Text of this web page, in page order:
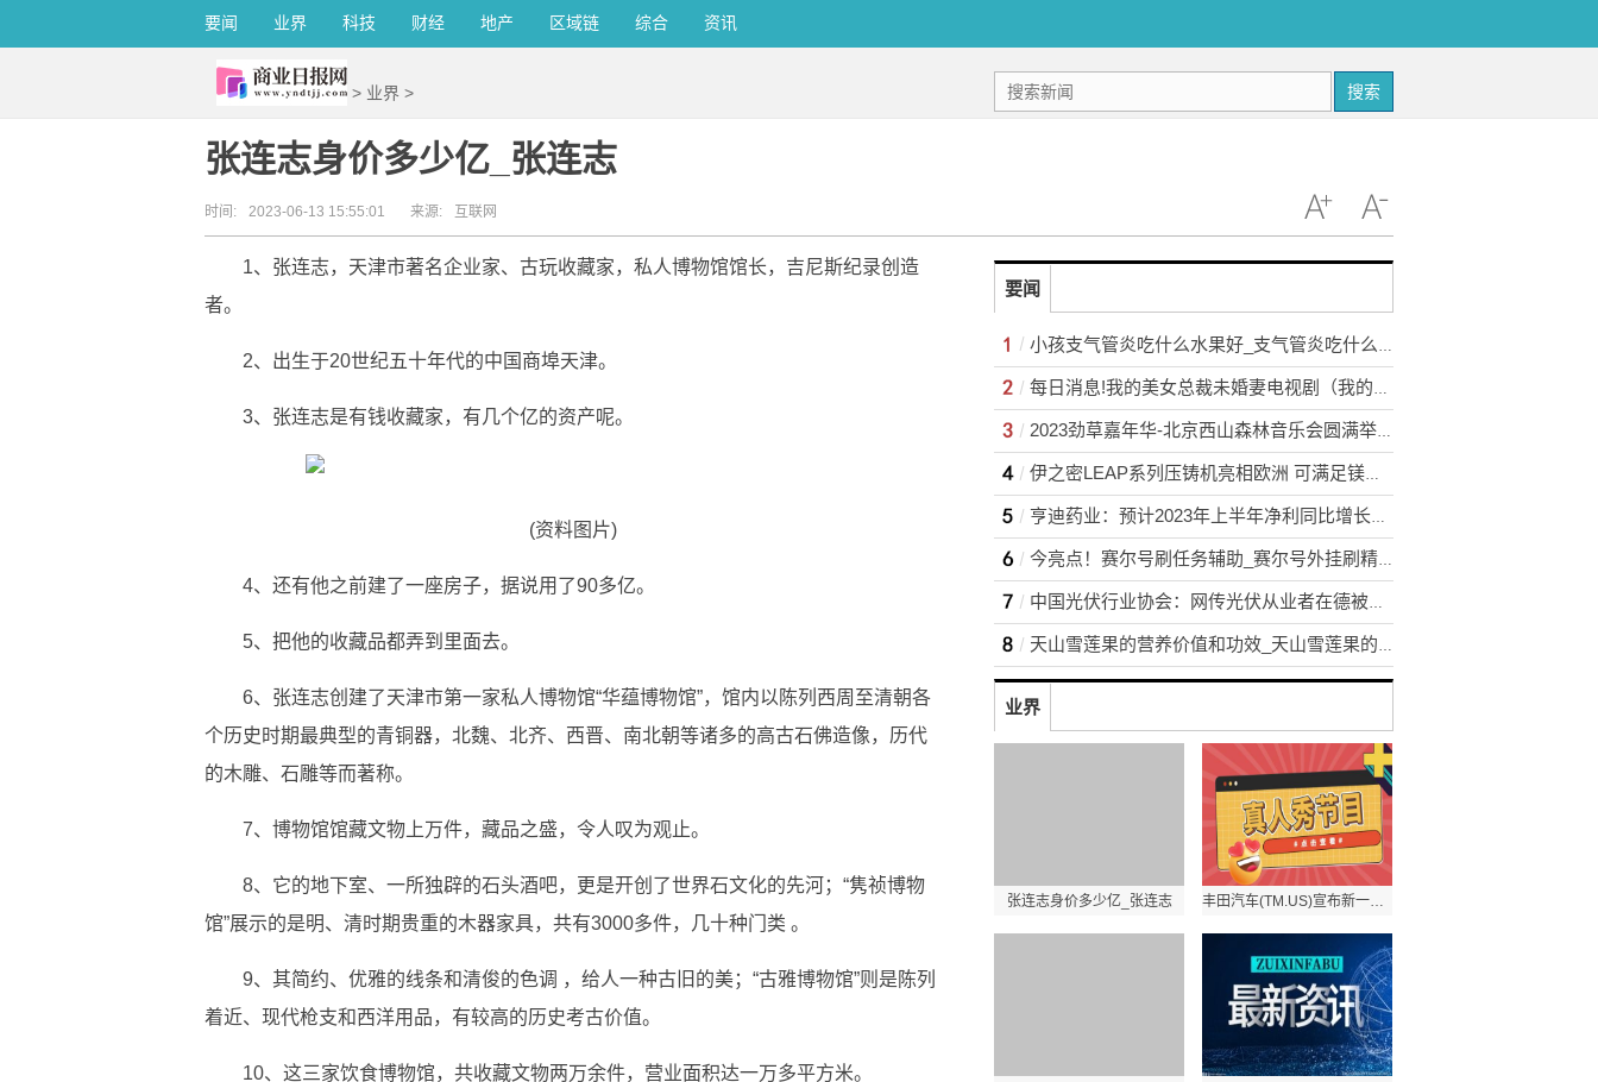
要闻 业界 科技 财经 地产 区域链 综合 资讯
> 业界 > 搜索
张连志身价多少亿_张连志
时间: 2023-06-13 15:55:01 来源: 互联网
1、张连志，天津市著名企业家、古玩收藏家，私人博物馆馆长，吉尼斯纪录创造
者。
2、出生于20世纪五十年代的中国商埠天津。
3、张连志是有钱收藏家，有几个亿的资产呢。
(资料图片)
4、还有他之前建了一座房子，据说用了90多亿。
5、把他的收藏品都弄到里面去。
6、张连志创建了天津市第一家私人博物馆“华蕴博物馆”，馆内以陈列西周至清朝各
个历史时期最典型的青铜器，北魏、北齐、西晋、南北朝等诸多的高古石佛造像，历代
的木雕、石雕等而著称。
7、博物馆馆藏文物上万件，藏品之盛，令人叹为观止。
8、它的地下室、一所独辟的石头酒吧，更是开创了世界石文化的先河；“隽祯博物
馆”展示的是明、清时期贵重的木器家具，共有3000多件，几十种门类 。
9、其简约、优雅的线条和清俊的色调 ，给人一种古旧的美；“古雅博物馆”则是陈列
着近、现代枪支和西洋用品，有较高的历史考古价值。
10、这三家饮食博物馆，共收藏文物两万余件，营业面积达一万多平方米。
要闻
小孩支气管炎吃什么水果好_支气管炎吃什么水果好
每日消息!我的美女总裁未婚妻电视剧（我的绝美女总裁未婚妻）
2023劲草嘉年华-北京西山森林音乐会圆满举办，助力生物多样性保护
伊之密LEAP系列压铸机亮相欧洲 可满足镁合金等压铸要求 用于高端汽车零部件
亨迪药业：预计2023年上半年净利同比增长83.82%-138.98%-世界播资讯
今亮点！赛尔号刷任务辅助_赛尔号外挂刷精灵
中国光伏行业协会：网传光伏从业者在德被带走消息多有不实
天山雪莲果的营养价值和功效_天山雪莲果的好处简介介绍
业界
张连志身价多少亿_张连志 丰田汽车(TM.US)宣布新一代电池电动汽车计划后 股价飙升5%-头条焦点